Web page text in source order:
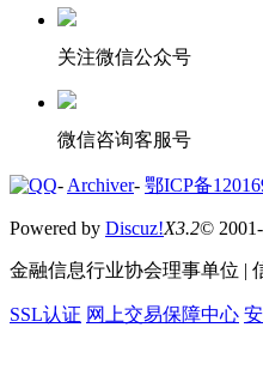
关注微信公众号
微信咨询客服号
-Archiver- 鄂ICP备
Powered by Discuz!X3.2©
金融信息行业协会理事单位 |
SSL认证 网上交易保障中心